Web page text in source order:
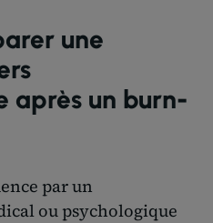
une
après un burn-
par un
ou psychologique